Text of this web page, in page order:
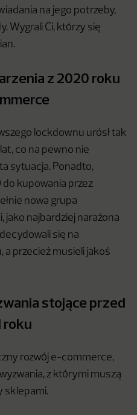
na jego potrzeby,
Wygrali Ci, którzy się
z 2020 roku
lockdownu urósł tak
co na pewno nie
sytuacja. Ponadto,
do kupowania przez
nowa grupa
jako najbardziej narażona
się na
a przecież musieli jakoś
stojące przed
roku
rozwój e-commerce,
z którymi muszą
sklepami.